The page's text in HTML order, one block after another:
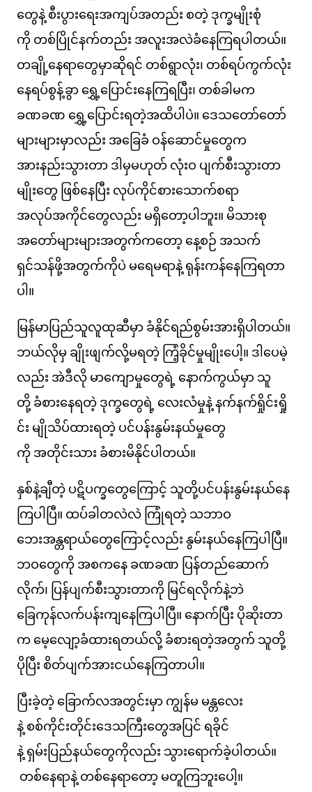
တွေနဲ့ စီးပွားရေးအကျပ်အတည်း စတဲ့ ဒုက္ခမျိုးစုံ
ကို တစ်ပြိုင်နက်တည်း အလူးအလဲခံနေကြရပါတယ်။
တချို့နေရာတွေမှာဆိုရင် တစ်ရွာလုံး၊ တစ်ရပ်ကွက်လုံး
နေရပ်စွန့်ခွာ ရွှေ့ပြောင်းနေကြရပြီး၊ တစ်ခါမက
ခဏခဏ ရွှေ့ပြောင်းရတဲ့အထိပါပဲ။ ဒေသတော်တော်
များများမှာလည်း အခြေခံ ဝန်ဆောင်မှုတွေက
အားနည်းသွားတာ ဒါမှမဟုတ် လုံးဝ ပျက်စီးသွားတာ
မျိုးတွေ ဖြစ်နေပြီး လုပ်ကိုင်စားသောက်စရာ
အလုပ်အကိုင်တွေလည်း မရှိတော့ပါဘူး။ မိသားစု
အတော်များများအတွက်ကတော့ နေ့စဉ် အသက်
ရှင်သန်ဖို့အတွက်ကိုပဲ မရေမရာနဲ့ ရုန်းကန်နေကြရတာ
ပါ။
မြန်မာပြည်သူလူထုဆီမှာ ခံနိုင်ရည်စွမ်းအားရှိပါတယ်။
ဘယ်လိုမှ ချိုးဖျက်လို့မရတဲ့ ကြံ့ခိုင်မှုမျိုးပေါ့။ ဒါပေမဲ့
လည်း အဲဒီလို မာကျောမှုတွေရဲ့ နောက်ကွယ်မှာ သူ
တို့ ခံစားနေရတဲ့ ဒုက္ခတွေရဲ့ လေးလံမှုနဲ့ နက်နက်ရှိုင်းရှို
င်း မျိုသိပ်ထားရတဲ့ ပင်ပန်းနွမ်းနယ်မှုတွေ
ကို အတိုင်းသား ခံစားမိနိုင်ပါတယ်။
နှစ်နဲ့ချီတဲ့ ပဋိပက္ခတွေကြောင့် သူတို့ပင်ပန်းနွမ်းနယ်နေ
ကြပါပြီ။ ထပ်ခါတလဲလဲ ကြုံရတဲ့ သဘာဝ
ဘေးအန္တရာယ်တွေကြောင့်လည်း နွမ်းနယ်နေကြပါပြီ။
ဘဝတွေကို အစကနေ ခဏခဏ ပြန်တည်ဆောက်
လိုက်၊ ပြန်ပျက်စီးသွားတာကို မြင်ရလိုက်နဲ့ဘဲ
ခြေကုန်လက်ပန်းကျနေကြပါပြီ။ နောက်ပြီး ပိုဆိုးတာ
က မေ့လျော့ခံထားရတယ်လို့ ခံစားရတဲ့အတွက် သူတို့
ပိုပြီး စိတ်ပျက်အားငယ်နေကြတာပါ။
ပြီးခဲ့တဲ့ ခြောက်လအတွင်းမှာ ကျွန်မ မန္တလေး
နဲ့ စစ်ကိုင်းတိုင်းဒေသကြီးတွေအပြင် ရခိုင်
နဲ့ ရှမ်းပြည်နယ်တွေကိုလည်း သွားရောက်ခဲ့ပါတယ်။
တစ်နေရာနဲ့ တစ်နေရာတော့ မတူကြဘူးပေါ့။